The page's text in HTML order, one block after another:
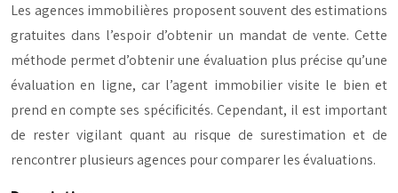
Les agences immobilières proposent souvent des estimations
gratuites dans l’espoir d’obtenir un mandat de vente. Cette
méthode permet d’obtenir une évaluation plus précise qu’une
évaluation en ligne, car l’agent immobilier visite le bien et
prend en compte ses spécificités. Cependant, il est important
de rester vigilant quant au risque de surestimation et de
rencontrer plusieurs agences pour comparer les évaluations.